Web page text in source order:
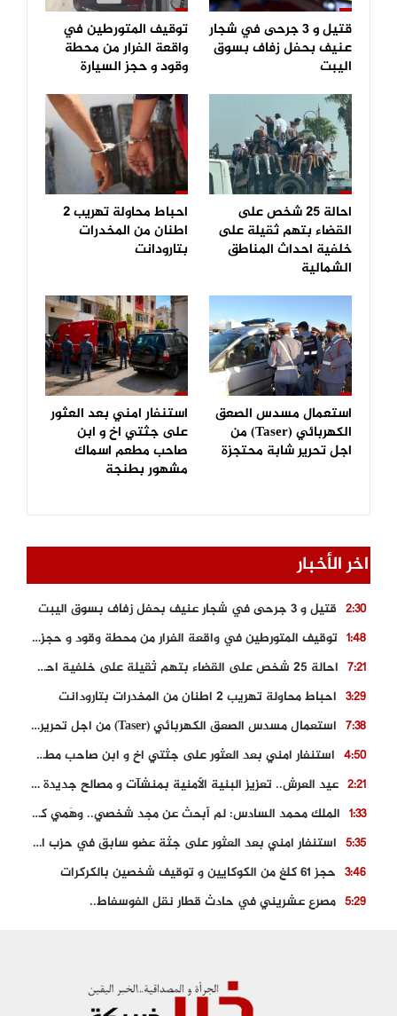
قتيل و 3 جرحى في شجار
عنيف بحفل زفاف بسوق
اليبت
توقيف المتورطين في
واقعة الفرار من محطة
وقود و حجز السيارة
احالة 25 شخص على
القضاء بتهم ثقيلة على
خلفية احداث المناطق
الشمالية
احباط محاولة تهريب 2
اطنان من المخدرات
بتارودانت
استعمال مسدس الصعق
الكهربائي (Taser) من
اجل تحرير شابة محتجزة
استنفار امني بعد العثور
على جثتي اخ و ابن
صاحب مطعم اسماك
مشهور بطنجة
اخر الأخبار
2:30 قتيل و 3 جرحى في شجار عنيف بحفل زفاف بسوق اليبت
1:48
توقيف المتورطين في واقعة الفرار من محطة وقود و حجز السيارة
7:21
احالة 25 شخص على القضاء بتهم ثقيلة على خلفية احداث المناطق الشمالية
3:29 احباط محاولة تهريب 2 اطنان من المخدرات بتارودانت
7:38
استعمال مسدس الصعق الكهربائي (Taser) من اجل تحرير شابة محتجزة
4:50
استنفار امني بعد العثور على جثتي اخ و ابن صاحب مطعم اسماك مشهور بطنجة
2:21
عيد العرش.. تعزيز البنية الأمنية بمنشآت و مصالح جديدة بكل من الحسيمة – فاس و الناظور
1:33
الملك محمد السادس: لم أبحث عن مجد شخصي.. وهَمي كرامة المغاربة
5:35
استنفار امني بعد العثور على جثة عضو سابق في حزب المصباح بالقنيطرة..
3:46 حجز 61 كلغ من الكوكايين و توقيف شخصين بالكركرات
5:29 مصرع عشريني في حادث قطار نقل الفوسفاط..